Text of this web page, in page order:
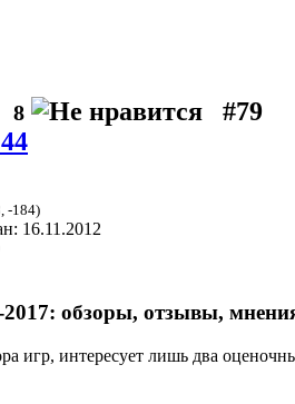
8
#79
, -184)
16.11.2012
обзоры, отзывы,
игр, интересует лишь два